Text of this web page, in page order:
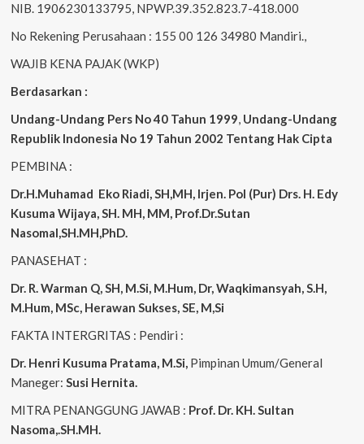
NIB. 1906230133795, NPWP.39.352.823.7-418.000
No Rekening Perusahaan : 155 00 126 34980 Mandiri.,
WAJIB KENA PAJAK (WKP)
Berdasarkan :
Undang-Undang Pers No 40 Tahun 1999, Undang-Undang
Republik Indonesia No 19 Tahun 2002 Tentang Hak Cipta
PEMBINA :
Dr.H.Muhamad Eko Riadi, SH,MH, Irjen. Pol (Pur) Drs. H. Edy
Kusuma Wijaya, SH. MH, MM, Prof.Dr.Sutan
Nasomal,SH.MH,PhD.
PANASEHAT :
Dr. R. Warman Q, SH, M.Si, M.Hum, Dr, Waqkimansyah, S.H,
M.Hum, MSc, Herawan Sukses, SE, M,Si
FAKTA INTERGRITAS : Pendiri :
Dr. Henri Kusuma Pratama, M.Si, Pimpinan Umum/General
Maneger: Susi Hernita.
MITRA PENANGGUNG JAWAB : Prof. Dr. KH. Sultan
Nasoma,.SH.MH.